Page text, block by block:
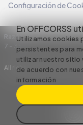
En OFFCORSS
Utilizamos cookies
persistentes para
utilizar nuestro
de acuerdo con
información
Configuración de
Razón Social: C.I
7 – 35
All rights reserved